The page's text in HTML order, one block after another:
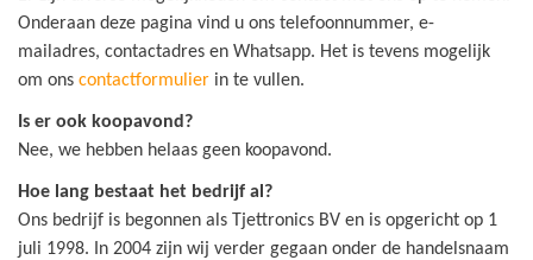
Onderaan deze pagina vind u ons telefoonnummer, e-
mailadres, contactadres en Whatsapp. Het is tevens mogelijk
om ons contactformulier in te vullen.
Is er ook koopavond?
Nee, we hebben helaas geen koopavond.
Hoe lang bestaat het bedrijf al?
Ons bedrijf is begonnen als Tjettronics BV en is opgericht op 1
juli 1998. In 2004 zijn wij verder gegaan onder de handelsnaam